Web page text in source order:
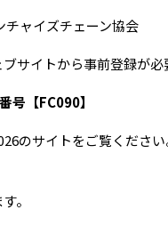
チャイズチェーン協会
サイトから事前登録が必
号【FC090】
のサイトをご覧ください
。